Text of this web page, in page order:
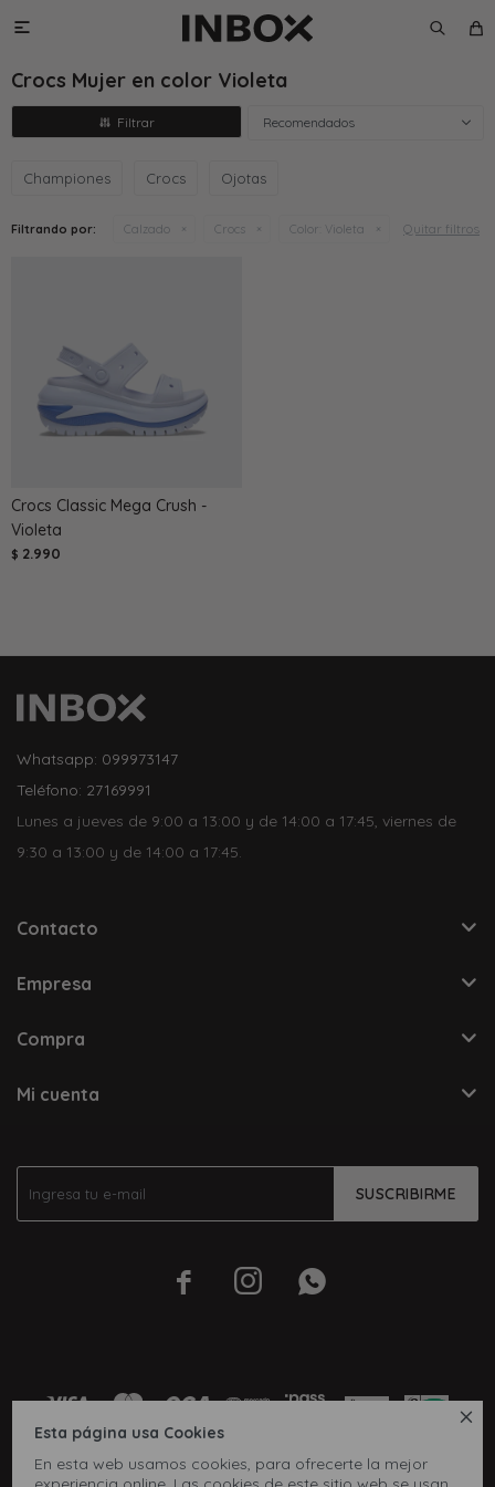

Esta página usa Cookies
En esta web usamos cookies, para ofrecerte la mejor

Crocs Mujer en color Violeta
Recomendados
Championes Crocs Ojotas
Filtrando por: Calzado Crocs Color: Violeta Quitar filtros
Crocs Classic Mega Crush -
Violeta
$ 2.990
SUSCRIBIRME
  
Whatsapp: 099973147
Teléfono: 27169991
Lunes a jueves de 9:00 a 13:00 y de 14:00 a 17:45, viernes de
9:30 a 13:00 y de 14:00 a 17:45.
Contacto
Empresa
Compra
Mi cuenta